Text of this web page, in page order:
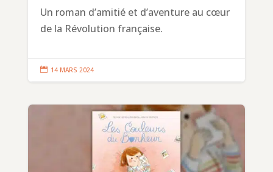
Un roman d’amitié et d’aventure au cœur
de la Révolution française.
 14 MARS 2024